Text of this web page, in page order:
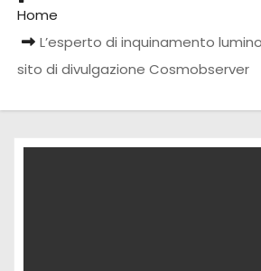
Home
L’esperto di inquinamento
sito di divulgazione Cosmobserver